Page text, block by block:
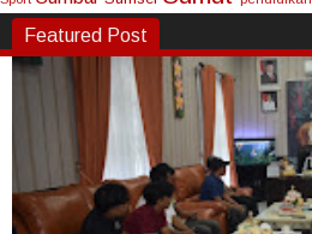
Featured Post